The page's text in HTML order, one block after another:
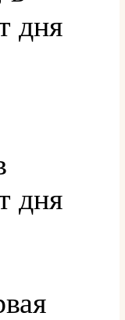
дня
дня